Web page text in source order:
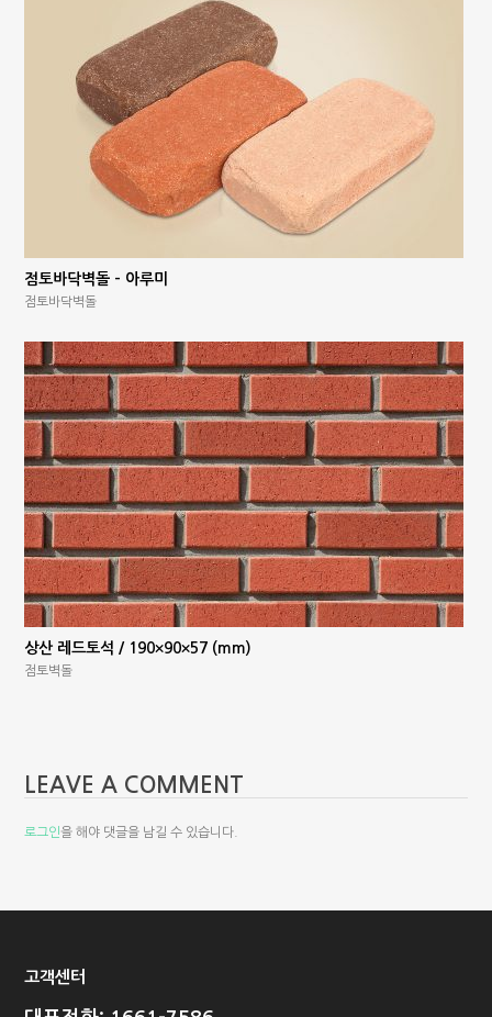
점토바닥벽돌 – 아루미
점토바닥벽돌
상산 레드토석 / 190×90×57 (mm)
점토벽돌
LEAVE A COMMENT
로그인을 해야 댓글을 남길 수 있습니다.
고객센터